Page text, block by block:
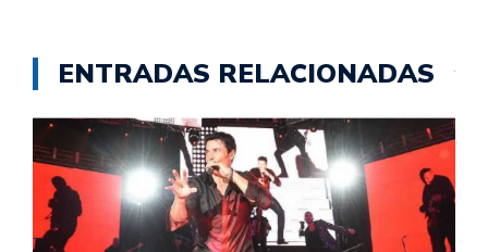
ENTRADAS RELACIONADAS